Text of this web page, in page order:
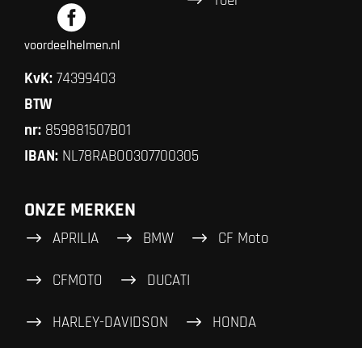
voordeelhelmen.nl
KvK: 74399403
BTW
nr: 859881507B01
IBAN: NL78RABO0307700305
ONZE MERKEN
APRILIA BMW CF Moto
CFMOTO DUCATI
HARLEY-DAVIDSON HONDA